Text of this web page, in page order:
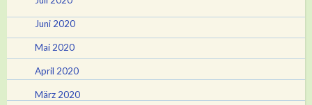
Juni 2020
Mai 2020
April 2020
März 2020